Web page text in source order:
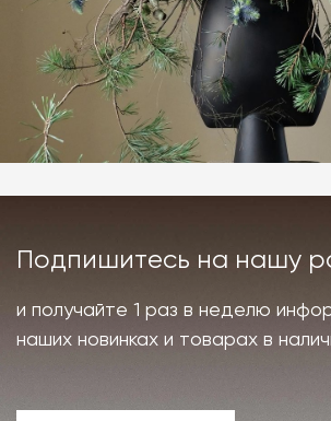
Подпишитесь на нашу
и получайте 1 раз в неделю
наших новинках и товарах в